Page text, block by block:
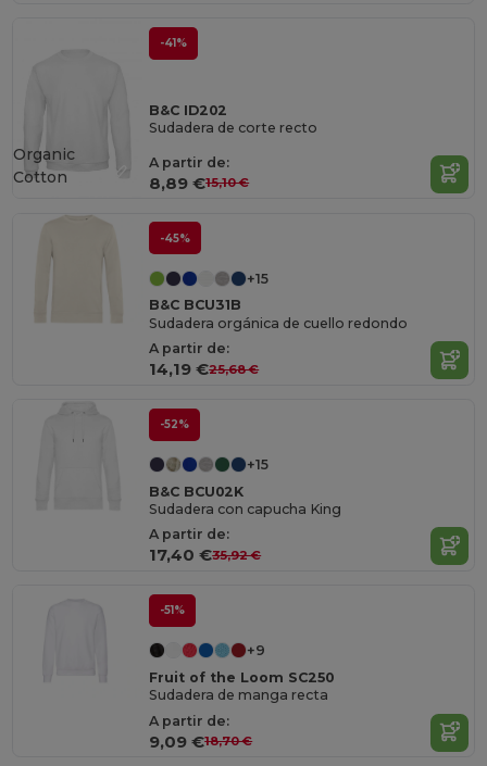
-41%
B&C ID202
Sudadera de corte recto
A partir de:
8,89 €15,10 €
Organic
Cotton
-45%
+15
B&C BCU31B
Sudadera orgánica de cuello redondo
A partir de:
14,19 €25,68 €
-52%
+15
B&C BCU02K
Sudadera con capucha King
A partir de:
17,40 €35,92 €
-51%
+9
Fruit of the Loom SC250
Sudadera de manga recta
A partir de:
9,09 €18,70 €